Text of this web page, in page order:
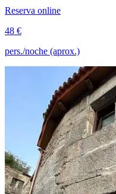
Reserva online
48 €
pers./noche (aprox.)